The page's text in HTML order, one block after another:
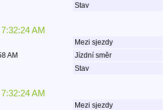
Stav
AM
Mezi sjezdy
AM Jízdní směr
Stav
AM
Mezi sjezdy